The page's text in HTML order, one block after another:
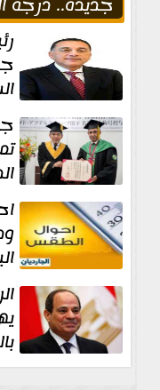
القاهره 39
يوليو الماضي
القاهره 36 درجة